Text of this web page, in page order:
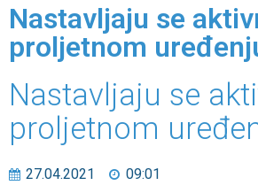
Nastavljaju se
proljetnom
Nastavljaju se
proljetnom
27.04.2021 09:01